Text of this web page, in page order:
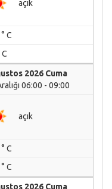
açık
C
2026 Cuma
06:00 - 09:00
açık
C
C
2026 Cuma